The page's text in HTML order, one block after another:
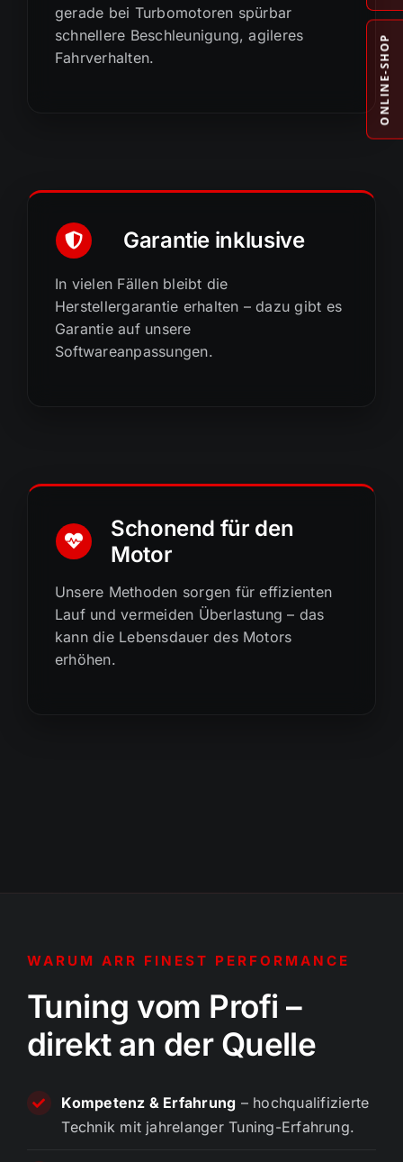
gerade bei Turbomotoren spürbar
schnellere Beschleunigung, agileres
Fahrverhalten.
Garantie inklusive
In vielen Fällen bleibt die
Herstellergarantie erhalten – dazu gibt es
Garantie auf unsere
Softwareanpassungen.
Schonend für den
Motor
Unsere Methoden sorgen für effizienten
Lauf und vermeiden Überlastung – das
kann die Lebensdauer des Motors
erhöhen.
WARUM ARR FINEST PERFORMANCE
Tuning vom Profi –
direkt an der Quelle
Kompetenz & Erfahrung – hochqualifizierte
Technik mit jahrelanger Tuning-Erfahrung.
ONLINE-SHOP